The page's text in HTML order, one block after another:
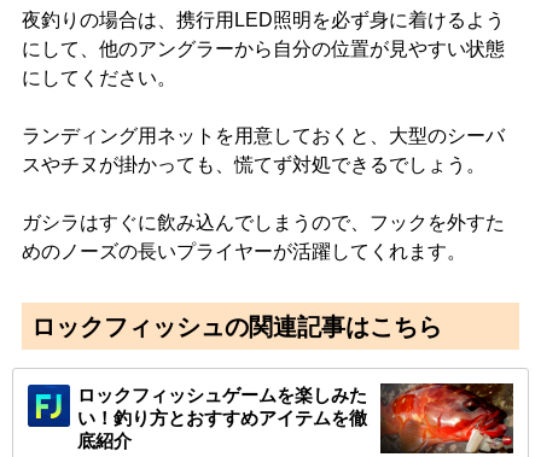
夜釣りの場合は、携行用LED照明を必ず身に着けるよう
にして、他のアングラーから自分の位置が見やすい状態
にしてください。
ランディング用ネットを用意しておくと、大型のシーバ
スやチヌが掛かっても、慌てず対処できるでしょう。
ガシラはすぐに飲み込んでしまうので、フックを外すた
めのノーズの長いプライヤーが活躍してくれます。
ロックフィッシュの関連記事はこちら
ロックフィッシュゲームを楽しみた
い！釣り方とおすすめアイテムを徹
底紹介